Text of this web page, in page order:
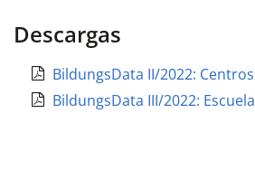
Descargas
BildungsData II/2022:
BildungsData III/2022: